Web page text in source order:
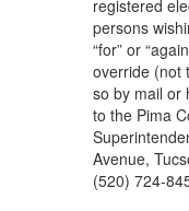
registered
persons
“for” or
override (not
so by mail or
to the Pima
Avenue,
(520) 724-